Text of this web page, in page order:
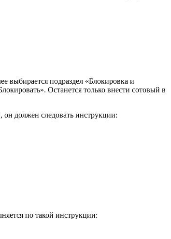
выбирается подраздел «Блокировка и
Останется только внести сотовый в
он должен следовать инструкции:
по такой инструкции: